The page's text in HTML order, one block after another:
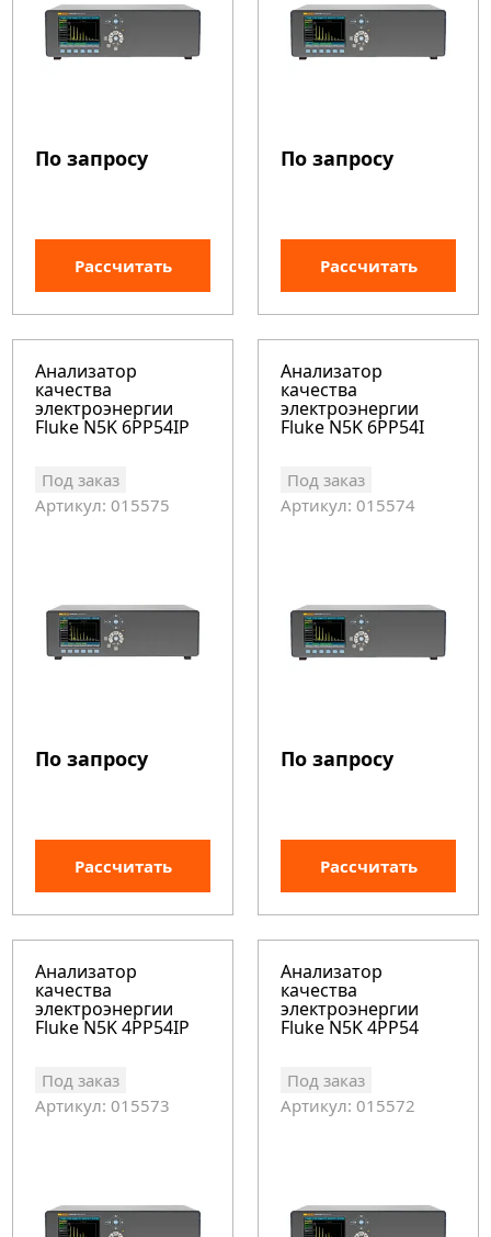
По запросу
Рассчитать
По запросу
Рассчитать
Анализатор
качества
электроэнергии
Fluke N5K 6PP54IP
Под заказ
Артикул: 015575
По запросу
Рассчитать
Анализатор
качества
электроэнергии
Fluke N5K 6PP54I
Под заказ
Артикул: 015574
По запросу
Рассчитать
Анализатор
качества
электроэнергии
Fluke N5K 4PP54IP
Под заказ
Артикул: 015573
Анализатор
качества
электроэнергии
Fluke N5K 4PP54
Под заказ
Артикул: 015572